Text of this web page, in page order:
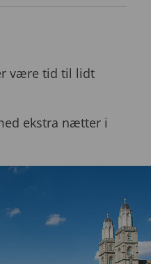
være tid til lidt
ekstra nætter i